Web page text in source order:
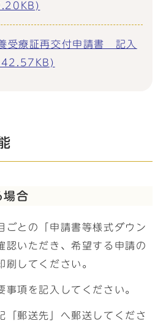
受療証再交付申請書 記入
場合
ごとの「申請書等様式ダウン
認いただき、希望する申請の
刷してください。
事項を記入してください。
「郵送先」へ郵送してくださ